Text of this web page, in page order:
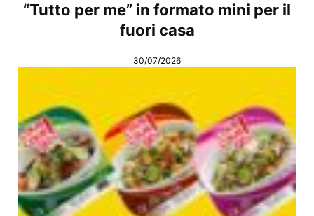
“Tutto per me” in formato mini per il
fuori casa
30/07/2026